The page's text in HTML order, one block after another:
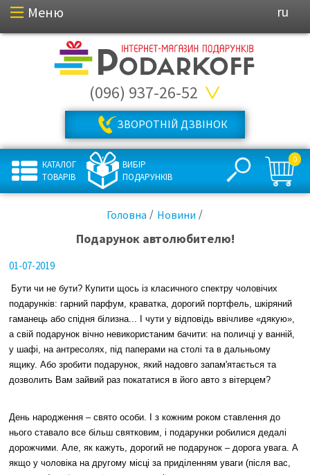
Меню ru
(096) 937-26-52
ЗВОРОТНІЙ ДЗВІНОК
КАТАЛОГ
ТОВАРІВ
ВИБІР
ПОДАРУНКІВ
0
Головна Новини
Подарунок автолюбителю!
01-07-2019
Бути чи не бути? Купити щось із класичного спектру чоловічих
подарунків: гарний парфум, краватка, дорогий портфель, шкіряний
гаманець або спідня білизна... І чути у відповідь ввічливе «дякую»,
а свій подарунок вічно невикористаним бачити: на поличці у ванній,
у шафі, на антресолях, під паперами на столі та в дальньому
ящику. Або зробити подарунок, який надовго запам'ятається та
дозволить Вам зайвий раз покататися в його авто з вітерцем?
День народження – свято особи. І з кожним роком ставлення до
нього ставало все більш святковим, і подарунки робилися дедалі
дорожчими. Але, як кажуть, дорогий не подарунок – дорога увага. А
якщо у чоловіка на другому місці за приділенням уваги (після вас,